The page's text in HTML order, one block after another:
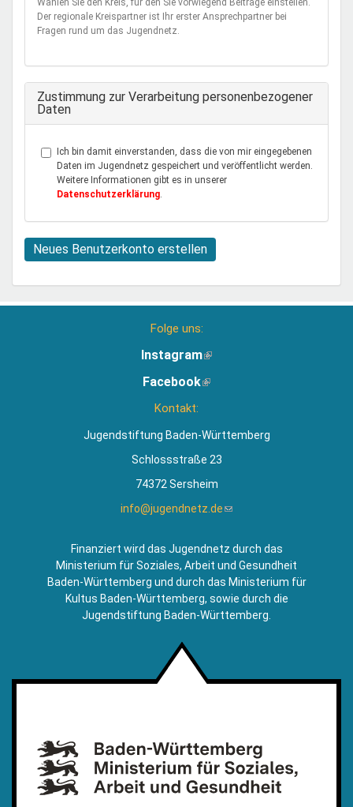
Der regionale Kreispartner ist Ihr erster Ansprechpartner bei
Fragen rund um das Jugendnetz.
Zustimmung zur Verarbeitung personenbezogener
Daten
Ich bin damit einverstanden, dass die von mir eingegebenen
Daten im Jugendnetz gespeichert und veröffentlicht werden.
Weitere Informationen gibt es in unserer
Datenschutzerklärung
Neues Benutzerkonto erstellen
Folge uns:
Instagram(Link
extern)
Facebook(Link
Kontakt:
Jugendstiftung Baden-Württemberg
Schlossstraße 23
74372 Sersheim
info@jugendnetz.de(Link
Mail)
Finanziert wird das Jugendnetz durch das
Ministerium für Soziales, Arbeit und Gesundheit
Baden-Württemberg und durch das Ministerium für
Kultus Baden-Württemberg, sowie durch die
Jugendstiftung Baden-Württemberg.